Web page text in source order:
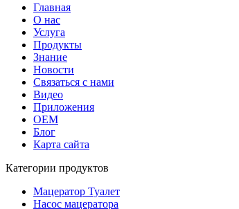
Главная
О нас
Услуга
Продукты
Знание
Новости
Связаться с нами
Видео
Приложения
ОЕМ
Блог
Карта сайта
Категории продуктов
Мацератор Туалет
Насос мацератора